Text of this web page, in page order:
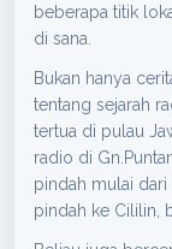
beberapa titik
di sana.
Bukan hanya
tentang sejarah
tertua di pulau
radio di
pindah mulai
pindah ke Cililin,